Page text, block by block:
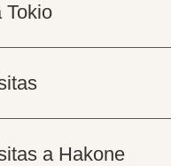
Tokio
a Hakone